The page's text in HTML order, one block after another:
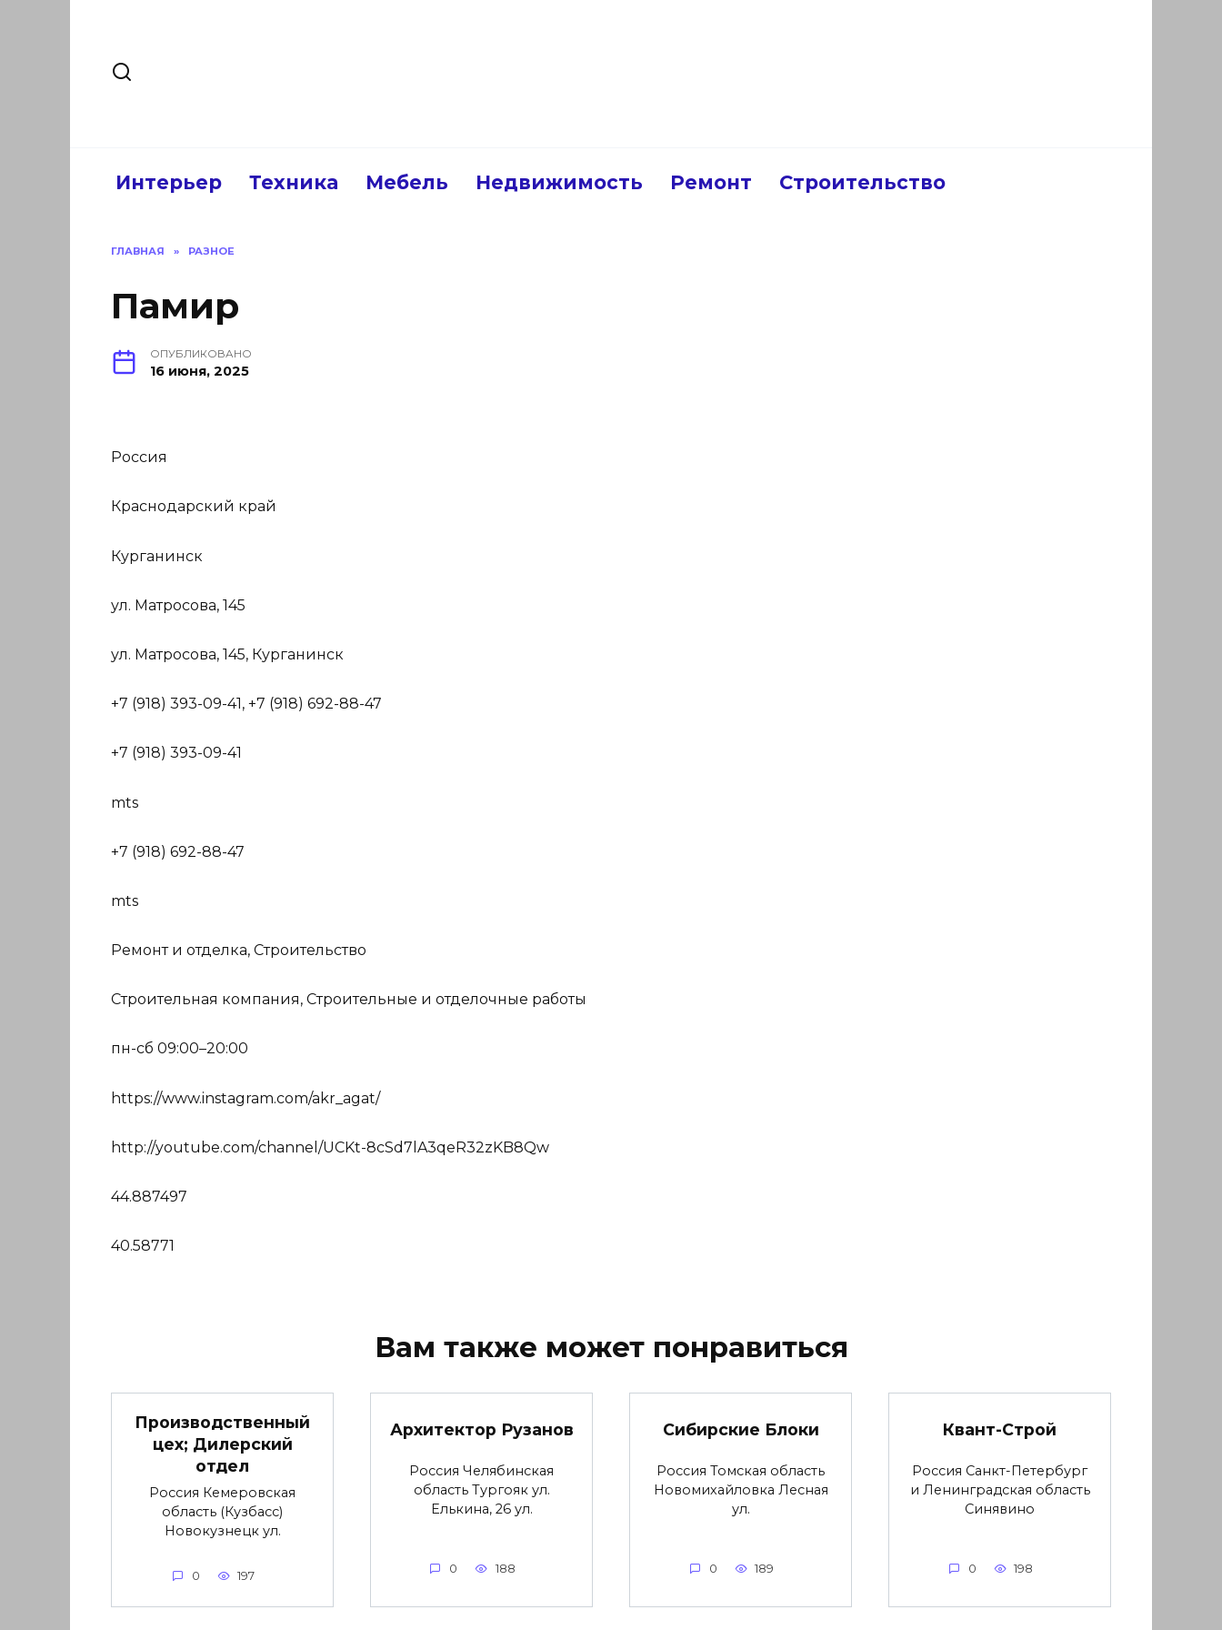
Интерьер Техника Мебель Недвижимость Ремонт Строительство
ГЛАВНАЯ » РАЗНОЕ
Памир
ОПУБЛИКОВАНО
16 июня, 2025
Россия
Краснодарский край
Курганинск
ул. Матросова, 145
ул. Матросова, 145, Курганинск
+7 (918) 393-09-41, +7 (918) 692-88-47
+7 (918) 393-09-41
mts
+7 (918) 692-88-47
mts
Ремонт и отделка, Строительство
Строительная компания, Строительные и отделочные работы
пн-сб 09:00–20:00
https://www.instagram.com/akr_agat/
http://youtube.com/channel/UCKt-8cSd7lA3qeR32zKB8Qw
44.887497
40.58771
Вам также может понравиться
Производственный
цех; Дилерский
отдел
Россия Кемеровская
область (Кузбасс)
Новокузнецк ул.
0 197
Архитектор Рузанов
Россия Челябинская
область Тургояк ул.
Елькина, 26 ул.
0 188
Сибирские Блоки
Россия Томская область
Новомихайловка Лесная
ул.
0 189
Квант-Строй
Россия Санкт-Петербург
и Ленинградская область
Синявино
0 198